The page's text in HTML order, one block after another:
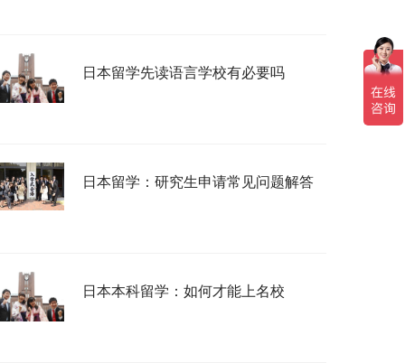
日本留学先读语言学校有必要吗
日本留学：研究生申请常见问题解答
日本本科留学：如何才能上名校